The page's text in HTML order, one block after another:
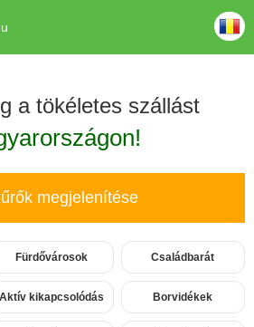
a tökéletes szállást
megjelenítése
Fürdővárosok Családbarát
Aktív kikapcsolódás Borvidékek